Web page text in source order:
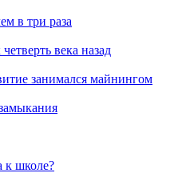
в три раза
века назад
занимался майнингом
к школе?